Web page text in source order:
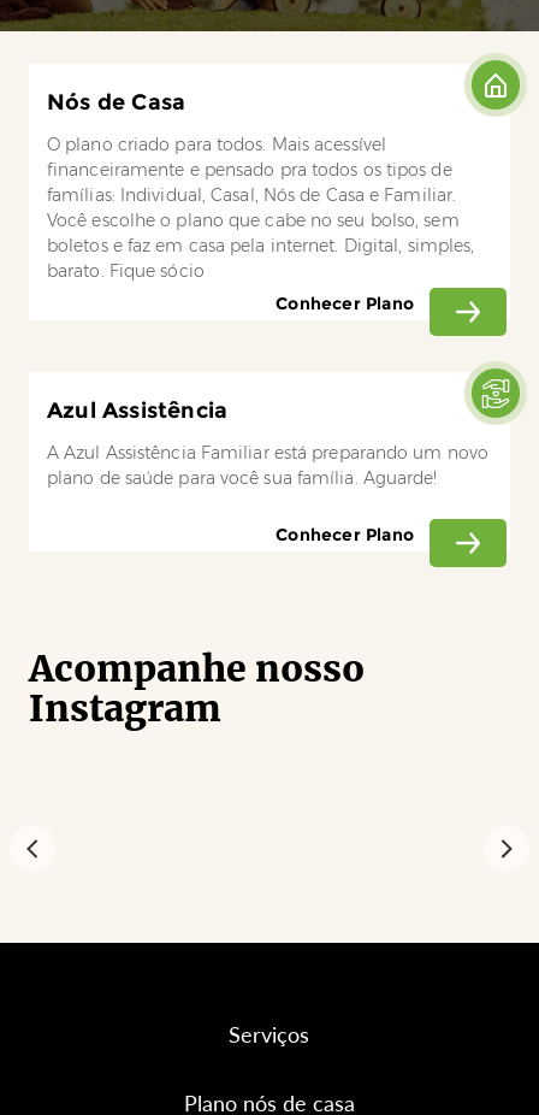
Nós de Casa
O plano criado para todos. Mais acessível
financeiramente e pensado pra todos os tipos de
famílias: Individual, Casal, Nós de Casa e Familiar.
Você escolhe o plano que cabe no seu bolso, sem
boletos e faz em casa pela internet. Digital, simples,
barato. Fique sócio
Conhecer Plano
Azul Assistência
A Azul Assistência Familiar está preparando um novo
plano de saúde para você sua família. Aguarde!
Conhecer Plano
Acompanhe nosso
Instagram
Serviços
Plano nós de casa